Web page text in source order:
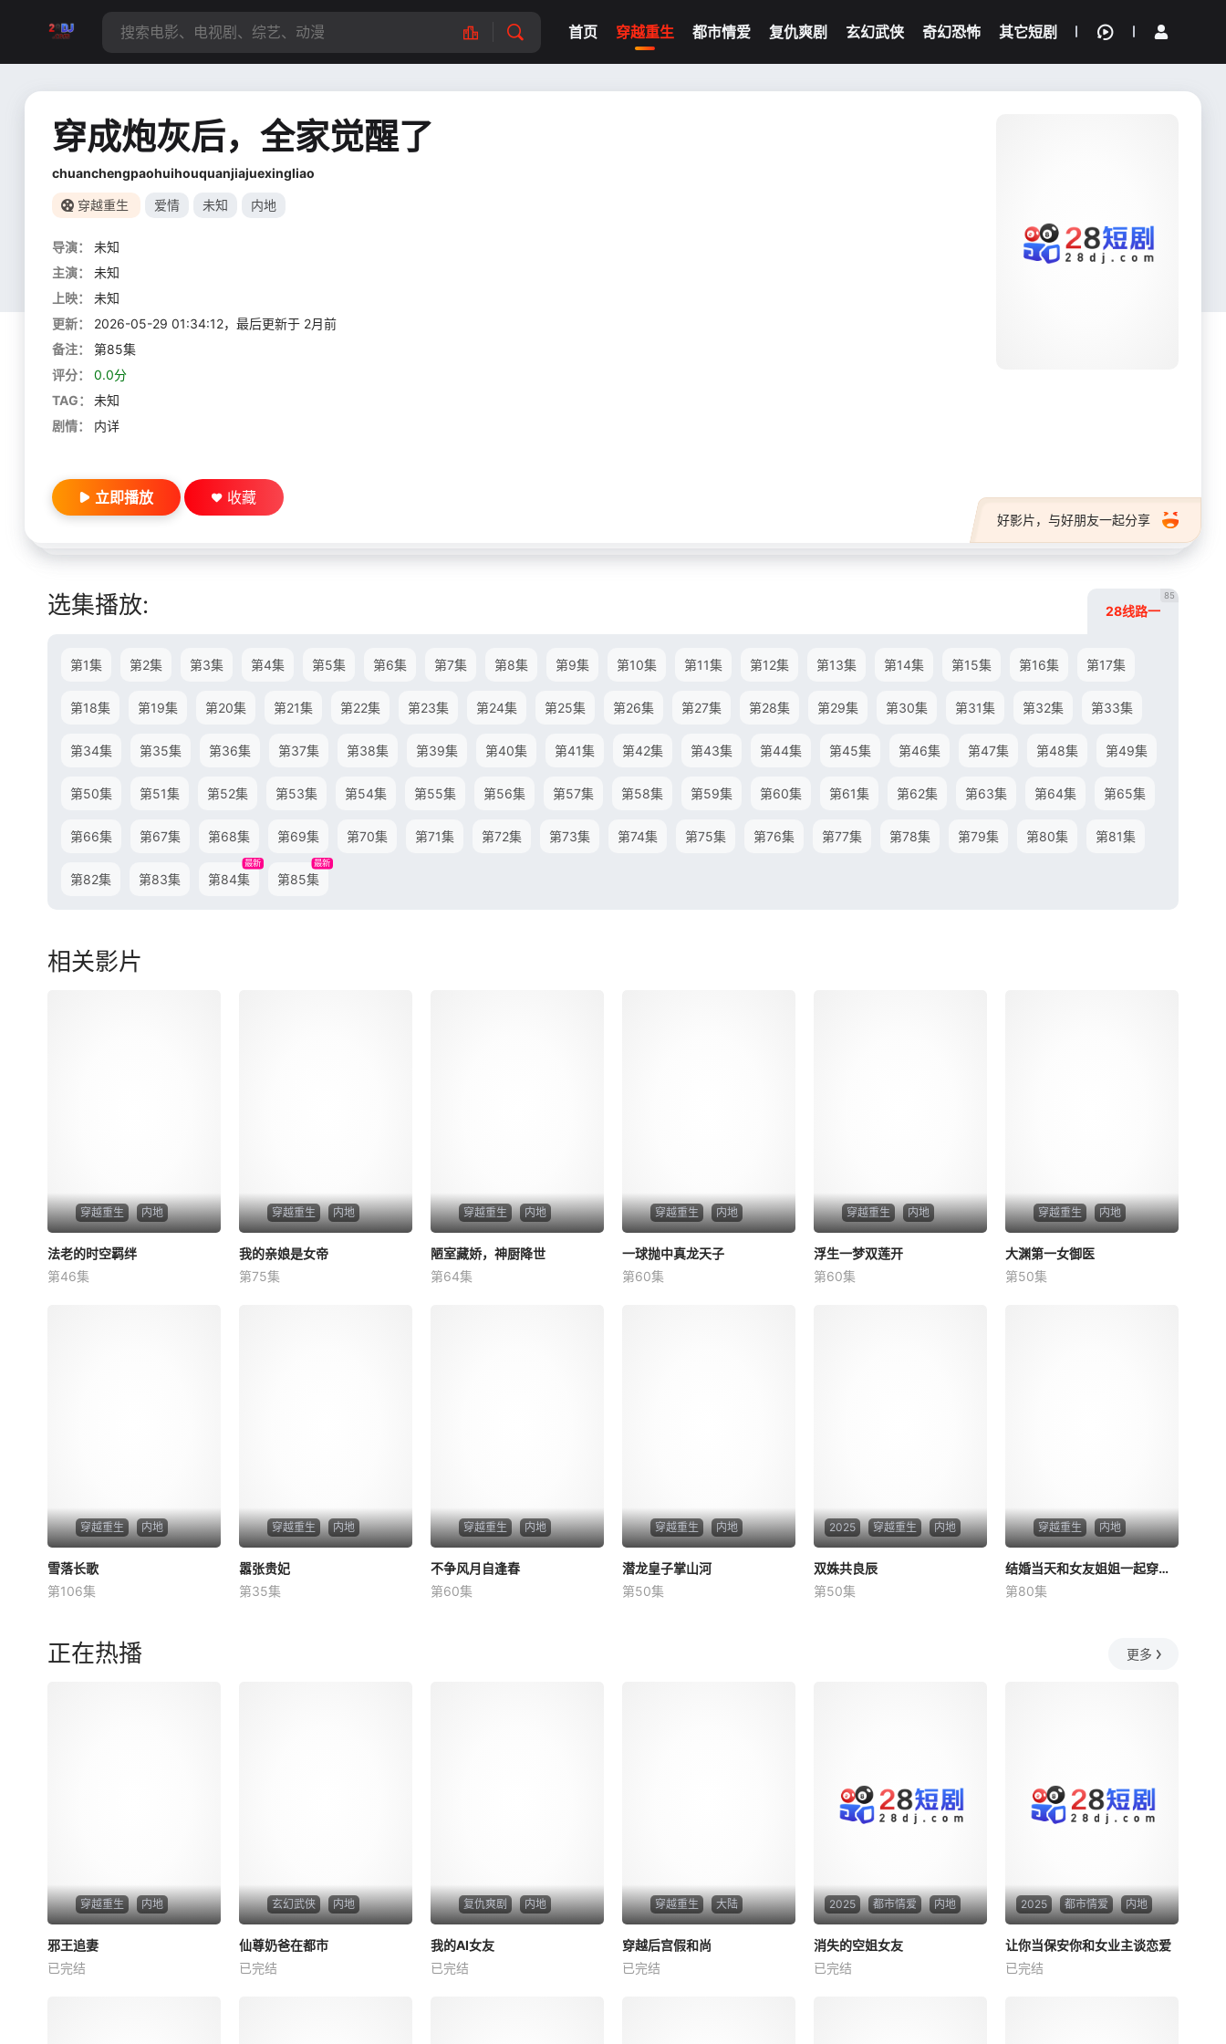
首页 穿越重生 都市情爱 复仇爽剧 玄幻武侠 奇幻恐怖 其它短剧
我的观影记录
穿成炮灰后，全家觉醒了
chuanchengpaohuihouquanjiajuexingliao
穿越重生 爱情 未知 内地
导演：
未知
主演：
未知
上映：
未知
更新：
2026-05-29 01:34:12，最后更新于 2月前
备注：
第85集
评分：
0.0分
TAG：
未知
剧情：
内详
好影片，与好朋友一起分享
立即播放 收藏
选集播放: 28线路一
85
第1集 第2集 第3集 第4集 第5集 第6集 第7集 第8集 第9集 第10集 第11集 第12集 第13集 第14集 第15集 第16集 第17集
第18集 第19集 第20集 第21集 第22集 第23集 第24集 第25集 第26集 第27集 第28集 第29集 第30集 第31集 第32集 第33集
第34集 第35集 第36集 第37集 第38集 第39集 第40集 第41集 第42集 第43集 第44集 第45集 第46集 第47集 第48集 第49集
第50集 第51集 第52集 第53集 第54集 第55集 第56集 第57集 第58集 第59集 第60集 第61集 第62集 第63集 第64集 第65集
第66集 第67集 第68集 第69集 第70集 第71集 第72集 第73集 第74集 第75集 第76集 第77集 第78集 第79集 第80集 第81集
第82集 第83集 第84集
最新
第85集
最新
相关影片
穿越重生 内地
法老的时空羁绊
未知
法老的时空羁绊
第46集
穿越重生 内地
我的亲娘是女帝
未知
我的亲娘是女帝
第75集
穿越重生 内地
陋室藏娇，神厨降世
未知
陋室藏娇，神厨降世
第64集
穿越重生 内地
一球抛中真龙天子
未知
一球抛中真龙天子
第60集
穿越重生 内地
浮生一梦双莲开
未知
浮生一梦双莲开
第60集
穿越重生 内地
大渊第一女御医
未知
大渊第一女御医
第50集
穿越重生 内地
雪落长歌
未知
雪落长歌
第106集
穿越重生 内地
嚣张贵妃
未知
嚣张贵妃
第35集
穿越重生 内地
不争风月自逢春
未知
不争风月自逢春
第60集
穿越重生 内地
潜龙皇子掌山河
未知
潜龙皇子掌山河
第50集
2025 穿越重生 内地
双姝共良辰
未知
双姝共良辰
第50集
穿越重生 内地
结婚当天和女友姐姐一起穿越了
何釗遠、邵依蕊
结婚当天和女友姐姐一起穿越了
第80集
正在热播 更多
穿越重生 内地
邪王追妻
邪王追妻
已完结
玄幻武侠 内地
仙尊奶爸在都市
仙尊奶爸在都市
已完结
复仇爽剧 内地
我的AI女友
我的AI女友
已完结
穿越重生 大陆
穿越后宫假和尚
穿越后宫假和尚
已完结
2025 都市情爱 内地
消失的空姐女友
消失的空姐女友
已完结
2025 都市情爱 内地
让你当保安你和女业主谈恋爱
已完结